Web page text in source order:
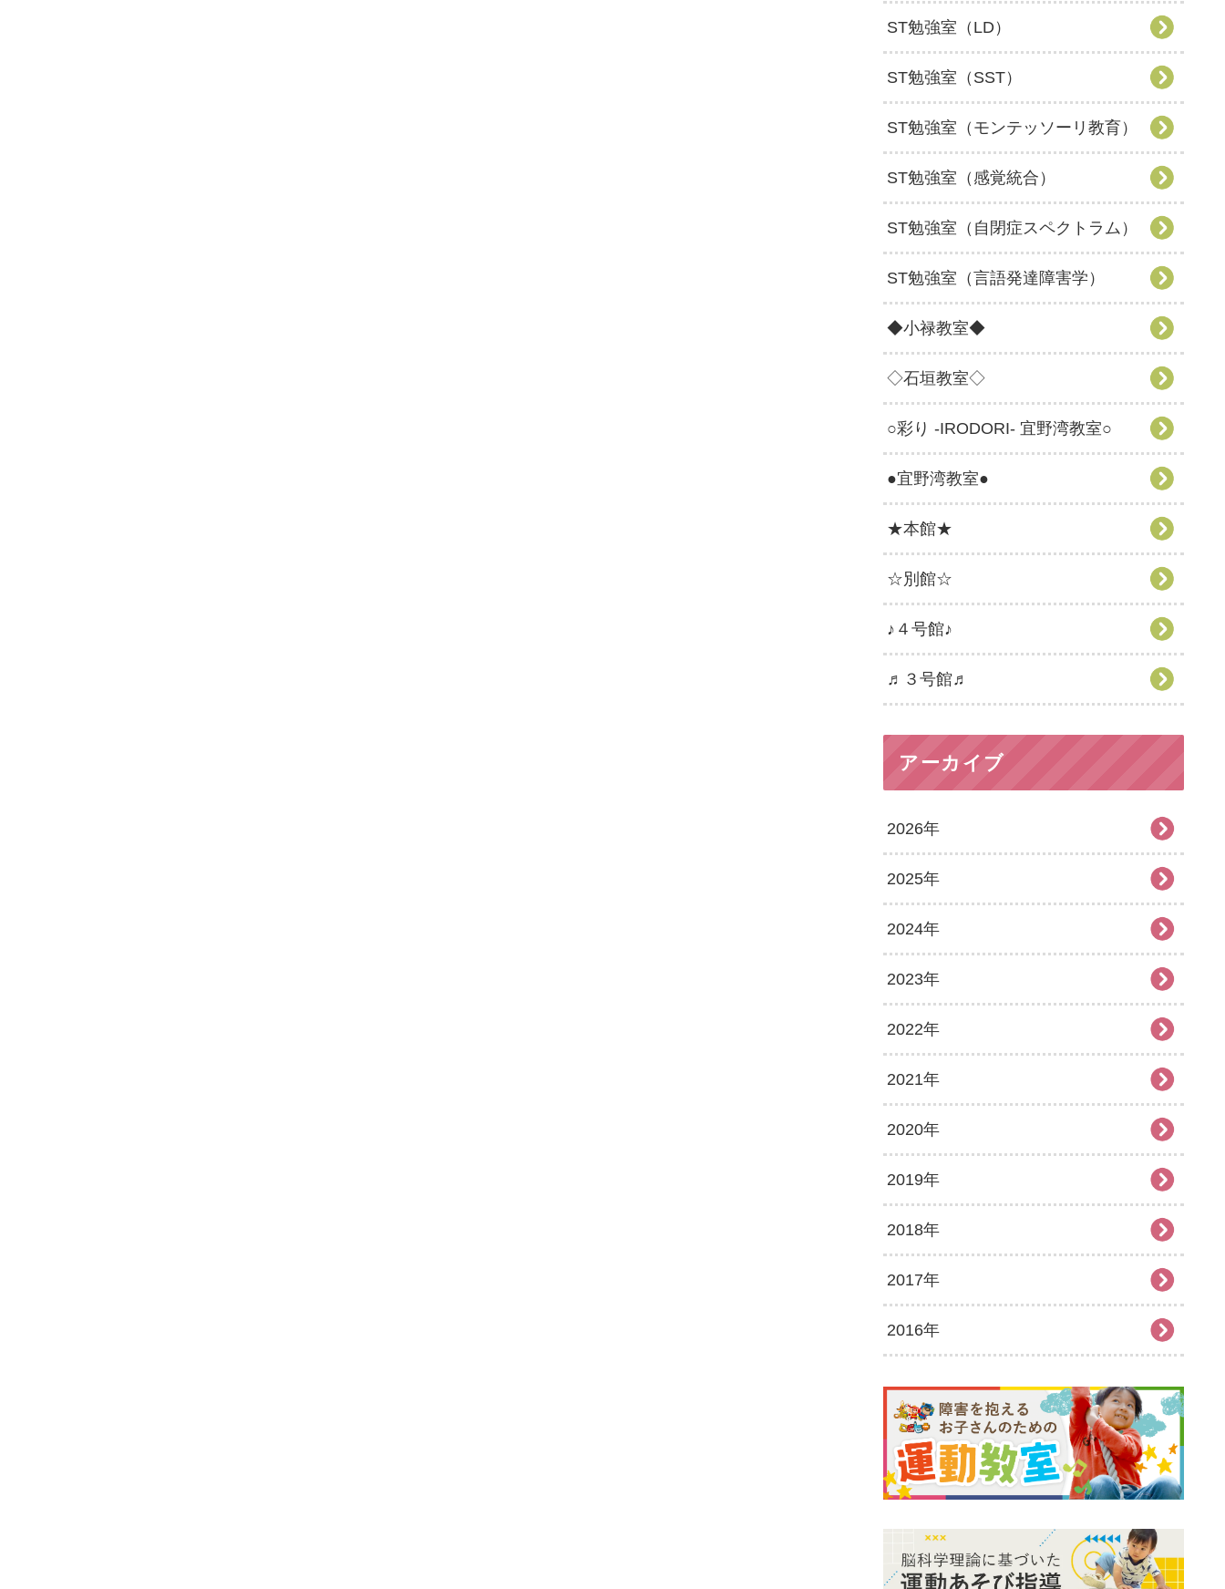
ST勉強室（LD）
ST勉強室（SST）
ST勉強室（モンテッソーリ教育）
ST勉強室（感覚統合）
ST勉強室（自閉症スペクトラム）
ST勉強室（言語発達障害学）
◆小禄教室◆
◇石垣教室◇
○彩り -IRODORI- 宜野湾教室○
●宜野湾教室●
★本館★
☆別館☆
♪４号館♪
♬３号館♬
アーカイブ
2026年
2026年7月
2026年6月
2026年5月
2026年4月
2026年3月
2026年2月
2026年1月
2025年
2025年12月
2025年11月
2025年10月
2025年9月
2025年8月
2025年7月
2025年6月
2025年5月
2025年4月
2025年2月
2025年1月
2024年
2024年12月
2024年11月
2024年10月
2024年9月
2024年8月
2024年7月
2024年6月
2024年5月
2024年3月
2024年2月
2024年1月
2023年
2023年12月
2023年11月
2023年10月
2023年9月
2023年8月
2023年7月
2023年6月
2023年4月
2023年3月
2023年2月
2023年1月
2022年
2022年12月
2022年11月
2022年10月
2022年9月
2022年8月
2022年7月
2022年5月
2022年4月
2022年3月
2022年2月
2021年
2021年12月
2021年11月
2021年10月
2021年9月
2021年8月
2021年6月
2021年5月
2021年4月
2021年3月
2020年
2020年12月
2020年11月
2020年10月
2020年9月
2020年7月
2020年6月
2020年5月
2020年4月
2019年
2019年12月
2019年11月
2019年10月
2019年8月
2019年7月
2019年6月
2019年5月
2018年
2018年12月
2018年11月
2018年9月
2018年7月
2018年6月
2018年5月
2017年
2017年12月
2017年10月
2017年9月
2017年8月
2017年7月
2016年
2016年11月
2016年10月
2016年9月
2016年8月